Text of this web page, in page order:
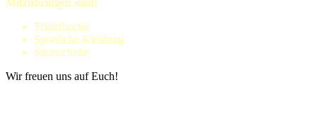
Mitzubringen sind:
Trinkflasche
Sportliche Kleidung
Sportschuhe
Wir freuen uns auf Euch!